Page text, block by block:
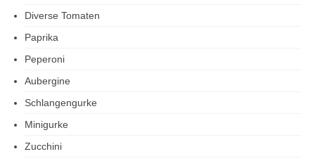
Diverse Tomaten
Paprika
Peperoni
Aubergine
Schlangengurke
Minigurke
Zucchini